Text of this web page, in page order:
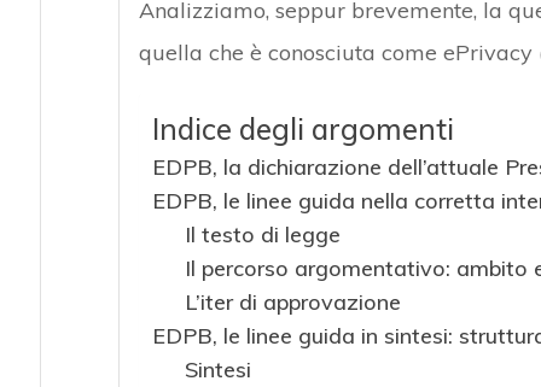
Analizziamo, seppur brevemente, la
quella che è conosciuta come
Indice degli argomenti
EDPB, la dichiarazione dell’attuale
EDPB, le linee guida nella corretta
Il testo di legge
Il percorso argomentativo: ambito
L’iter di approvazione
EDPB, le linee guida in sintesi:
Sintesi